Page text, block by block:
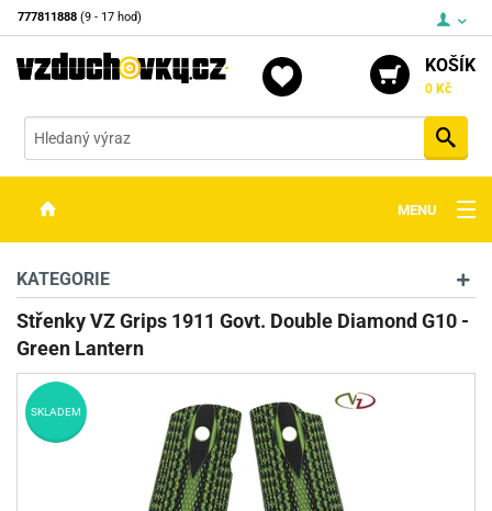
777811888 (9 - 17 hod)
KOŠÍK
0 Kč
MENU
OPTIKA
STŘELIVO
PŘÍSLUŠENSTVÍ
DETEKTORY KOVŮ
KATEGORIE
Střenky VZ Grips 1911 Govt. Double Diamond G10 -
Green Lantern
SKLADEM